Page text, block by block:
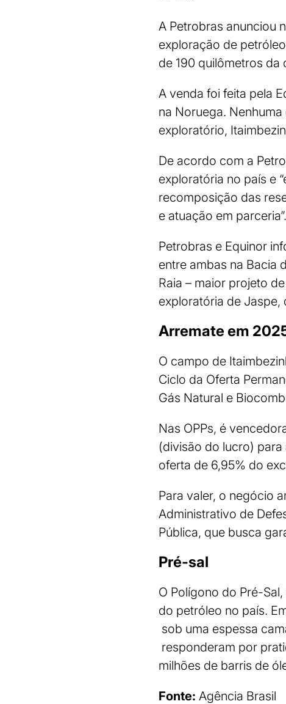
A Petrobras anunciou
exploração de
de 190 quilômetros da
A venda foi feita pela
na Noruega.
exploratório,
De acordo com a
exploratória no país e
recomposição das
e atuação em parceria”.
Petrobras e Equinor
entre ambas na Bacia
Raia – maior projeto
exploratória de Jaspe,
Arremate em
O campo de
Ciclo da Oferta
Gás Natural e
Nas OPPs, é
(divisão do lucro)
oferta de 6,95% do
Para valer, o negócio
Administrativo de
Pública, que busca
Pré-sal
O Polígono do Pré-
do petróleo no país.
sob uma espessa
responderam por
milhões de barris de
Fonte: Agência Brasil